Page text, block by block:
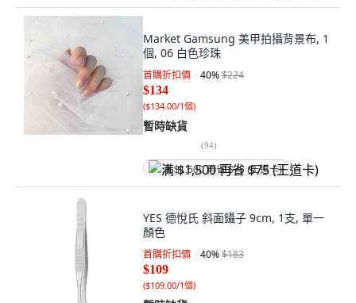
Market Gamsung 美甲拍攝背景布, 1
個, 06 白色珍珠
首購折扣價 40%$224
$134
($134.00/1個)
暫時缺貨
(94)
满 $1,500 再省 $75 (王道卡)
YES 德悅氏 斜面鑷子 9cm, 1支, 單一
顏色
首購折扣價 40%$183
$109
($109.00/1個)